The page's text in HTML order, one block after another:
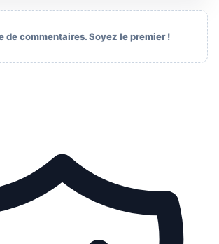
de commentaires. Soyez le premier !